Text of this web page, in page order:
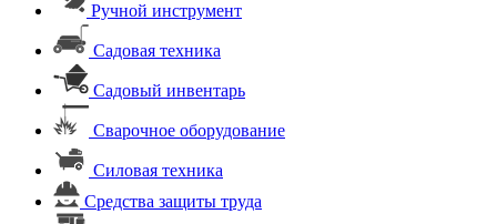
Ручной инструмент
Садовая техника
Садовый инвентарь
Сварочное оборудование
Силовая техника
Средства защиты труда